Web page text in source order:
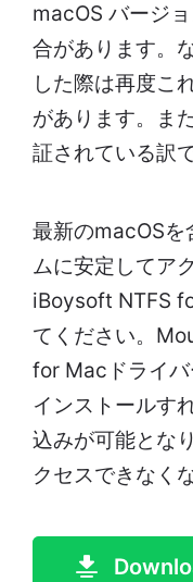
macOS バージ
合があります。
した際は再度こ
があります。ま
証されている訳
最新のmacOSを
ムに安定してア
iBoysoft NTFS
てください。
for Macドライバ
インストールす
込みが可能とな
クセスできなく